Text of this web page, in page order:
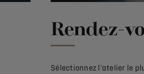
Rendez-
Sélectionnez l'atelier le